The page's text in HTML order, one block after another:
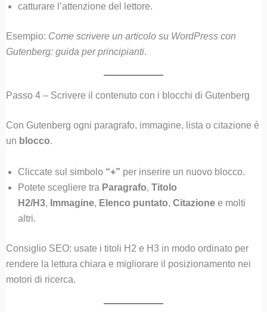
catturare l’attenzione del lettore.
Esempio: Come scrivere un articolo su WordPress con
Gutenberg: guida per principianti.
Passo 4 – Scrivere il contenuto con i blocchi di Gutenberg
Con Gutenberg ogni paragrafo, immagine, lista o citazione è
un blocco.
Cliccate sul simbolo “+” per inserire un nuovo blocco.
Potete scegliere tra Paragrafo, Titolo
H2/H3, Immagine, Elenco puntato, Citazionee molti
altri.
Consiglio SEO: usate i titoli H2 e H3 in modo ordinato per
rendere la lettura chiara e migliorare il posizionamento nei
motori di ricerca.